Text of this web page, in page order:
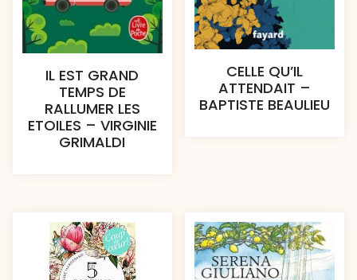
IL EST GRAND
TEMPS DE
RALLUMER LES
ETOILES – VIRGINIE
GRIMALDI
CELLE QU’IL
ATTENDAIT –
BAPTISTE BEAULIEU